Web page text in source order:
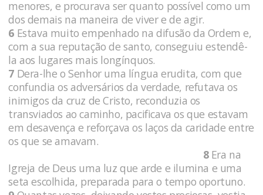
menores, e procurava ser quanto possível como um
dos demais na maneira de viver e de agir.
6 Estava muito empenhado na difusão da Ordem e,
com a sua reputação de santo, conseguiu estendê-
la aos lugares mais longínquos.
7 Dera-lhe o Senhor uma língua erudita, com que
confundia os adversários da verdade, refutava os
inimigos da cruz de Cristo, reconduzia os
transviados ao caminho, pacificava os que estavam
em desavença e reforçava os laços da caridade entre
os que se amavam.
8Era na
Igreja de Deus uma luz que arde e ilumina e uma
seta escolhida, preparada para o tempo oportuno.